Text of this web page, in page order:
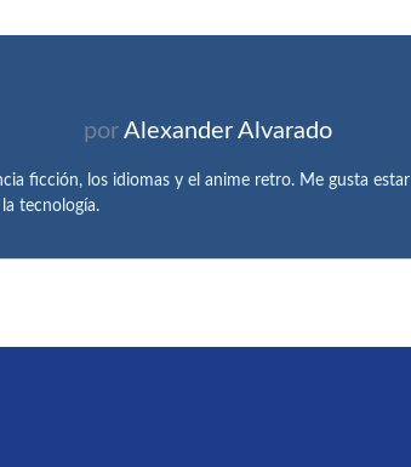
por Alexander Alvarado
ficción, los idiomas y el anime retro. Me gusta
tecnología.